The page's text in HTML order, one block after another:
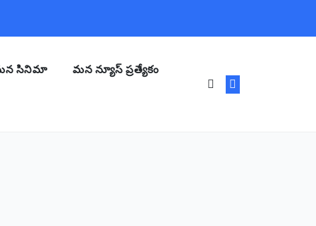
సినిమా మన న్యూస్ ప్రత్యేకం